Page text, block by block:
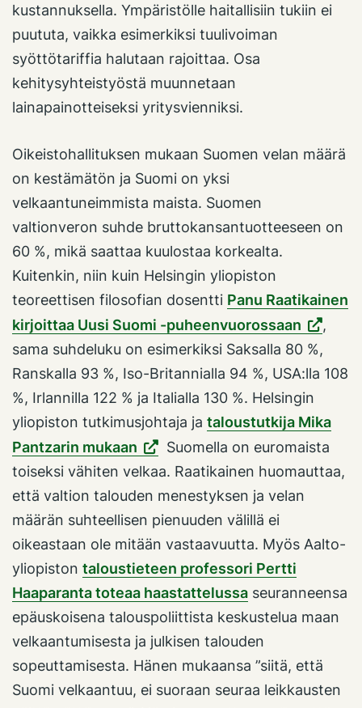
kustannuksella. Ympäristölle haitallisiin tukiin ei
puututa, vaikka esimerkiksi tuulivoiman
syöttötariffia halutaan rajoittaa. Osa
kehitysyhteistyöstä muunnetaan
lainapainotteiseksi yritysvienniksi.
Oikeistohallituksen mukaan Suomen velan määrä
on kestämätön ja Suomi on yksi
velkaantuneimmista maista. Suomen
valtionveron suhde bruttokansantuotteeseen on
60 %, mikä saattaa kuulostaa korkealta.
Kuitenkin, niin kuin Helsingin yliopiston
teoreettisen filosofian dosentti Panu Raatikainen
kirjoittaa Uusi Suomi -puheenvuorossaan
,
sama suhdeluku on esimerkiksi Saksalla 80 %,
Ranskalla 93 %, Iso-Britannialla 94 %, USA:lla 108
%, Irlannilla 122 % ja Italialla 130 %. Helsingin
yliopiston tutkimusjohtaja ja taloustutkija Mika
Pantzarin mukaan
Suomella on euromaista
toiseksi vähiten velkaa. Raatikainen huomauttaa,
että valtion talouden menestyksen ja velan
määrän suhteellisen pienuuden välillä ei
oikeastaan ole mitään vastaavuutta. Myös Aalto-
yliopiston taloustieteen professori Pertti
Haaparanta toteaa haastattelussa seuranneensa
epäuskoisena talouspoliittista keskustelua maan
velkaantumisesta ja julkisen talouden
sopeuttamisesta. Hänen mukaansa ”siitä, että
Suomi velkaantuu, ei suoraan seuraa leikkausten